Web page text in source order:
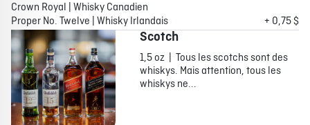
Crown Royal | Whisky Canadien
Proper No. Twelve | Whisky Irlandais
+ 0,75 $
Scotch
1,5 oz | Tous les scotchs sont des
whiskys. Mais attention, tous les
whiskys ne...